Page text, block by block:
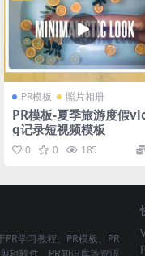
PR模板 照片相册
PR模板-夏季旅游度假
g记录短视频模板
0 0 185
学习教程、PR模板、PR